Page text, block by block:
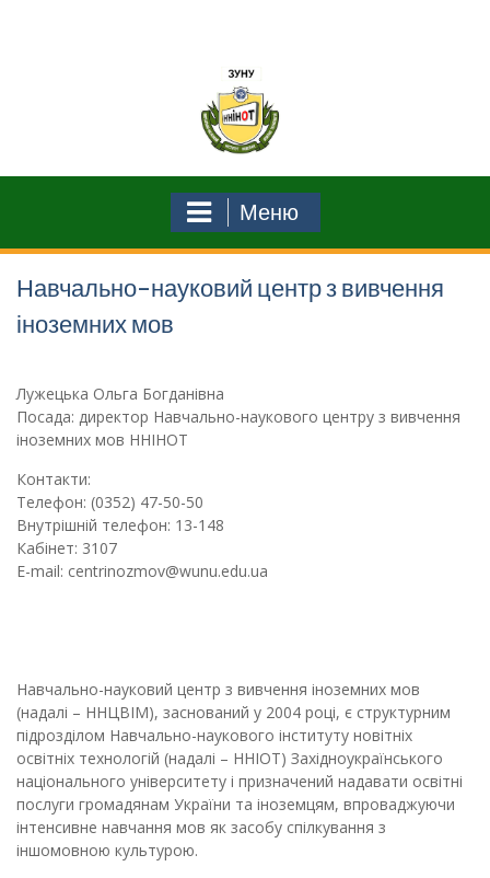
Меню
Навчально-науковий центр з вивчення
іноземних мов
Лужецька Ольга Богданівна
Посада: директор Навчально-наукового центру з вивчення
іноземних мов ННІНОТ
Контакти:
Телефон: (0352) 47-50-50
Внутрішній телефон: 13-148
Кабінет: 3107
E-mail: centrinozmov@wunu.edu.ua
Навчально-науковий центр з вивчення іноземних мов
(надалі – ННЦВІМ), заснований у 2004 році, є структурним
підрозділом Навчально-наукового інституту новітніх
освітніх технологій (надалі – ННІОТ) Західноукраїнського
національного університету і призначений надавати освітні
послуги громадянам України та іноземцям, впроваджуючи
інтенсивне навчання мов як засобу спілкування з
іншомовною культурою.